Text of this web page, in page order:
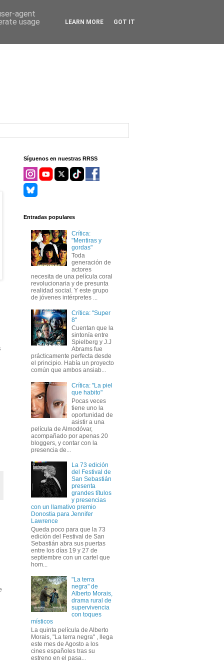
Síguenos en nuestras RRSS
Entradas populares
Crítica:
"Mentiras y
gordas"
Toda
generación de
actores
necesita de una película coral
revolucionaria y de presunta
realidad social. Y este grupo
de jóvenes intérpretes ...
Crítica: "Super
8"
Cuentan que la
sintonía entre
Spielberg y J.J
Abrams fue
prácticamente perfecta desde
el principio. Había un proyecto
común que ambos ansiab...
Crítica: "La piel
que habito"
Pocas veces
tiene uno la
oportunidad de
asistir a una
película de Almodóvar,
acompañado por apenas 20
bloggers, y contar con la
presencia de...
La 73 edición
del Festival de
San Sebastián
presenta
grandes títulos
y presencias
con un llamativo premio
Donostia para Jennifer
Lawrence
Queda poco para que la 73
edición del Festival de San
Sebastián abra sus puertas
entre los días 19 y 27 de
septiembre con un cartel que
hom...
"La terra
negra" de
Alberto Morais,
drama rural de
supervivencia
con toques
místicos
La quinta película de Alberto
Morais, "La terra negra" , llega
este mes de Agosto a los
cines españoles tras su
estreno en el pasa...
agent
usage
LEARN MORE GOT IT